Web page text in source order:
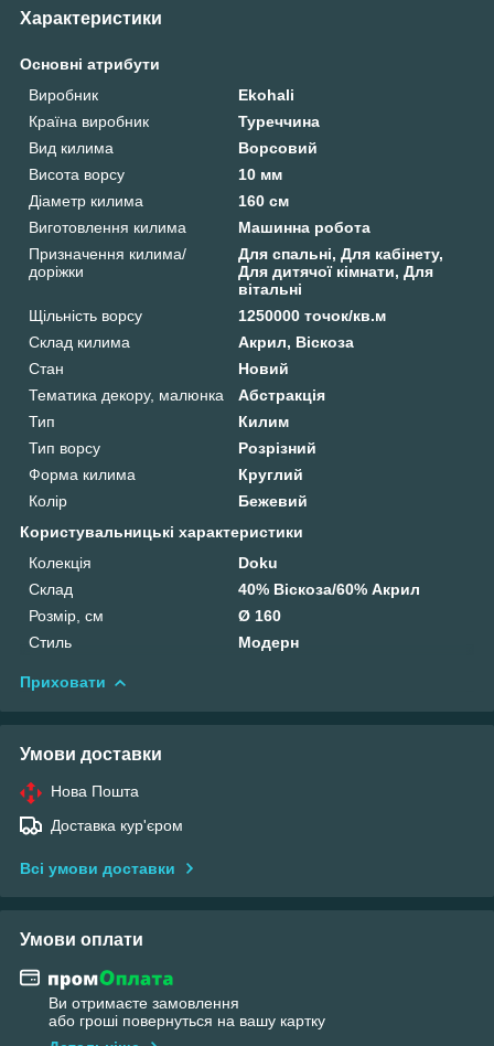
Характеристики
Основні атрибути
Виробник
Ekohali
Країна виробник
Туреччина
Вид килима
Ворсовий
Висота ворсу
10 мм
Діаметр килима
160 см
Виготовлення килима
Машинна робота
Призначення килима/
доріжки
Для спальні, Для кабінету,
Для дитячої кімнати, Для
вітальні
Щільність ворсу
1250000 точок/кв.м
Склад килима
Акрил, Віскоза
Стан
Новий
Тематика декору, малюнка
Абстракція
Тип
Килим
Тип ворсу
Розрізний
Форма килима
Круглий
Колір
Бежевий
Користувальницькі характеристики
Колекція
Doku
Склад
40% Віскоза/60% Акрил
Розмір, см
Ø 160
Стиль
Модерн
Приховати
Умови доставки
Нова Пошта
Доставка кур'єром
Всі умови доставки
Умови оплати
Ви отримаєте замовлення
або гроші повернуться на вашу картку